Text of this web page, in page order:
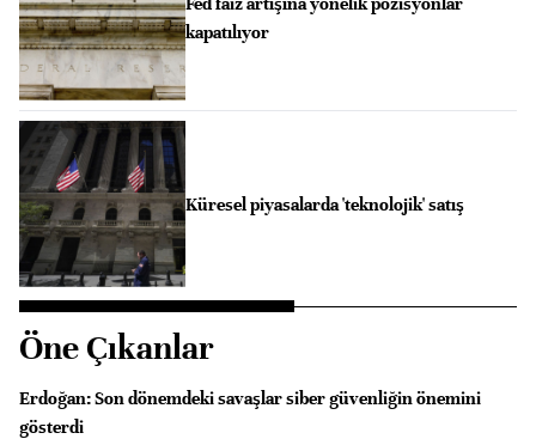
kapatılıyor
Küresel piyasalarda 'teknolojik' satış
Öne Çıkanlar
Erdoğan: Son dönemdeki savaşlar siber güvenliğin önemini
gösterdi